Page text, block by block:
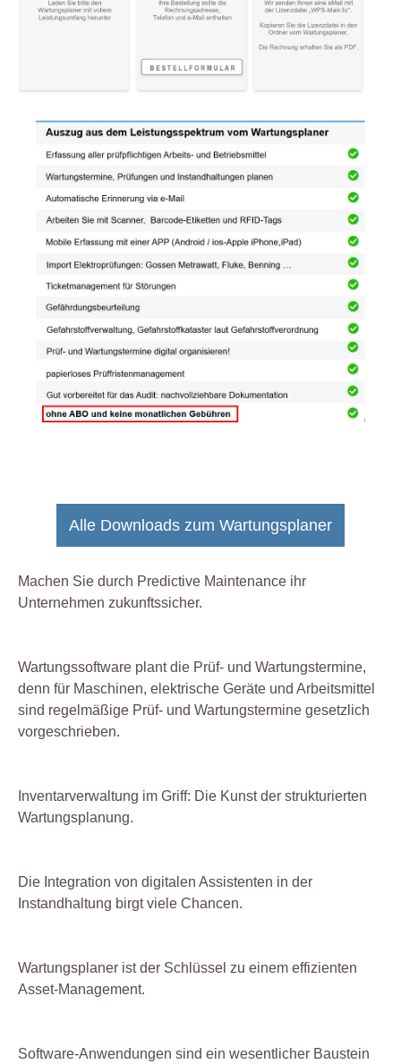
Alle Downloads zum Wartungsplaner
Machen Sie durch Predictive Maintenance ihr
Unternehmen zukunftssicher.
Wartungssoftware plant die Prüf- und Wartungstermine,
denn für Maschinen, elektrische Geräte und Arbeitsmittel
sind regelmäßige Prüf- und Wartungstermine gesetzlich
vorgeschrieben.
Inventarverwaltung im Griff: Die Kunst der strukturierten
Wartungsplanung.
Die Integration von digitalen Assistenten in der
Instandhaltung birgt viele Chancen.
Wartungsplaner ist der Schlüssel zu einem effizienten
Asset-Management.
Software-Anwendungen sind ein wesentlicher Baustein